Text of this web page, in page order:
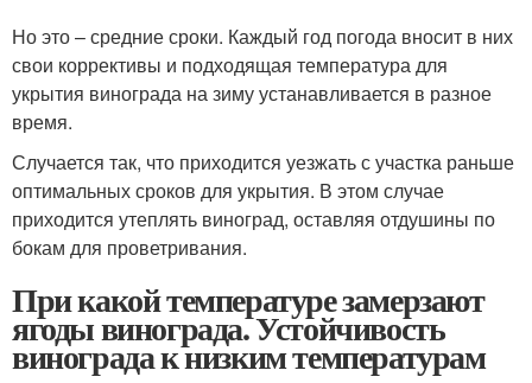
Но это – средние сроки. Каждый год погода вносит в них
свои коррективы и подходящая температура для
укрытия винограда на зиму устанавливается в разное
время.
Случается так, что приходится уезжать с участка раньше
оптимальных сроков для укрытия. В этом случае
приходится утеплять виноград, оставляя отдушины по
бокам для проветривания.
При какой температуре замерзают
ягоды винограда. Устойчивость
винограда к низким температурам